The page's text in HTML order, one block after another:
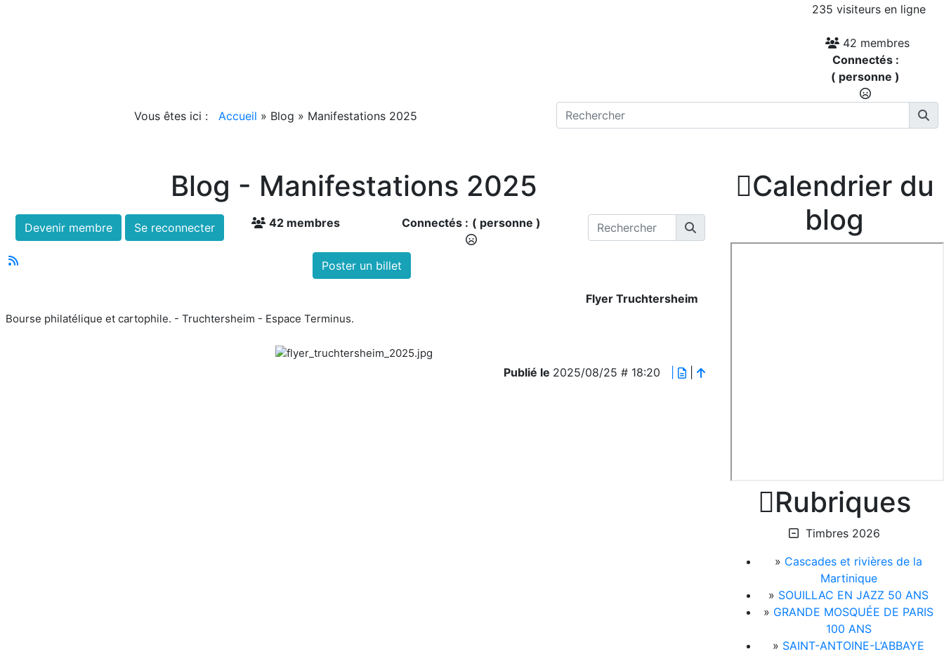
235 visiteurs en ligne
42 membres
Connectés :
( personne )
Vous êtes ici : Accueil » Blog » Manifestations 2025
Blog - Manifestations 2025
Devenir membre Se reconnecter 42 membres Connectés : ( personne )
Poster un billet
Flyer Truchtersheim
Bourse philatélique et cartophile. - Truchtersheim - Espace Terminus.
Publié le 2025/08/25 # 18:20
Calendrier du
blog
Rubriques
Timbres 2026
» Cascades et rivières de la
Martinique
» SOUILLAC EN JAZZ 50 ANS
» GRANDE MOSQUÉE DE PARIS
100 ANS
» SAINT-ANTOINE-L’ABBAYE